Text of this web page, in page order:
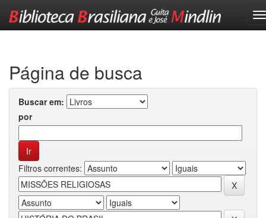
Página de busca
Buscar em:
por
Filtros correntes: